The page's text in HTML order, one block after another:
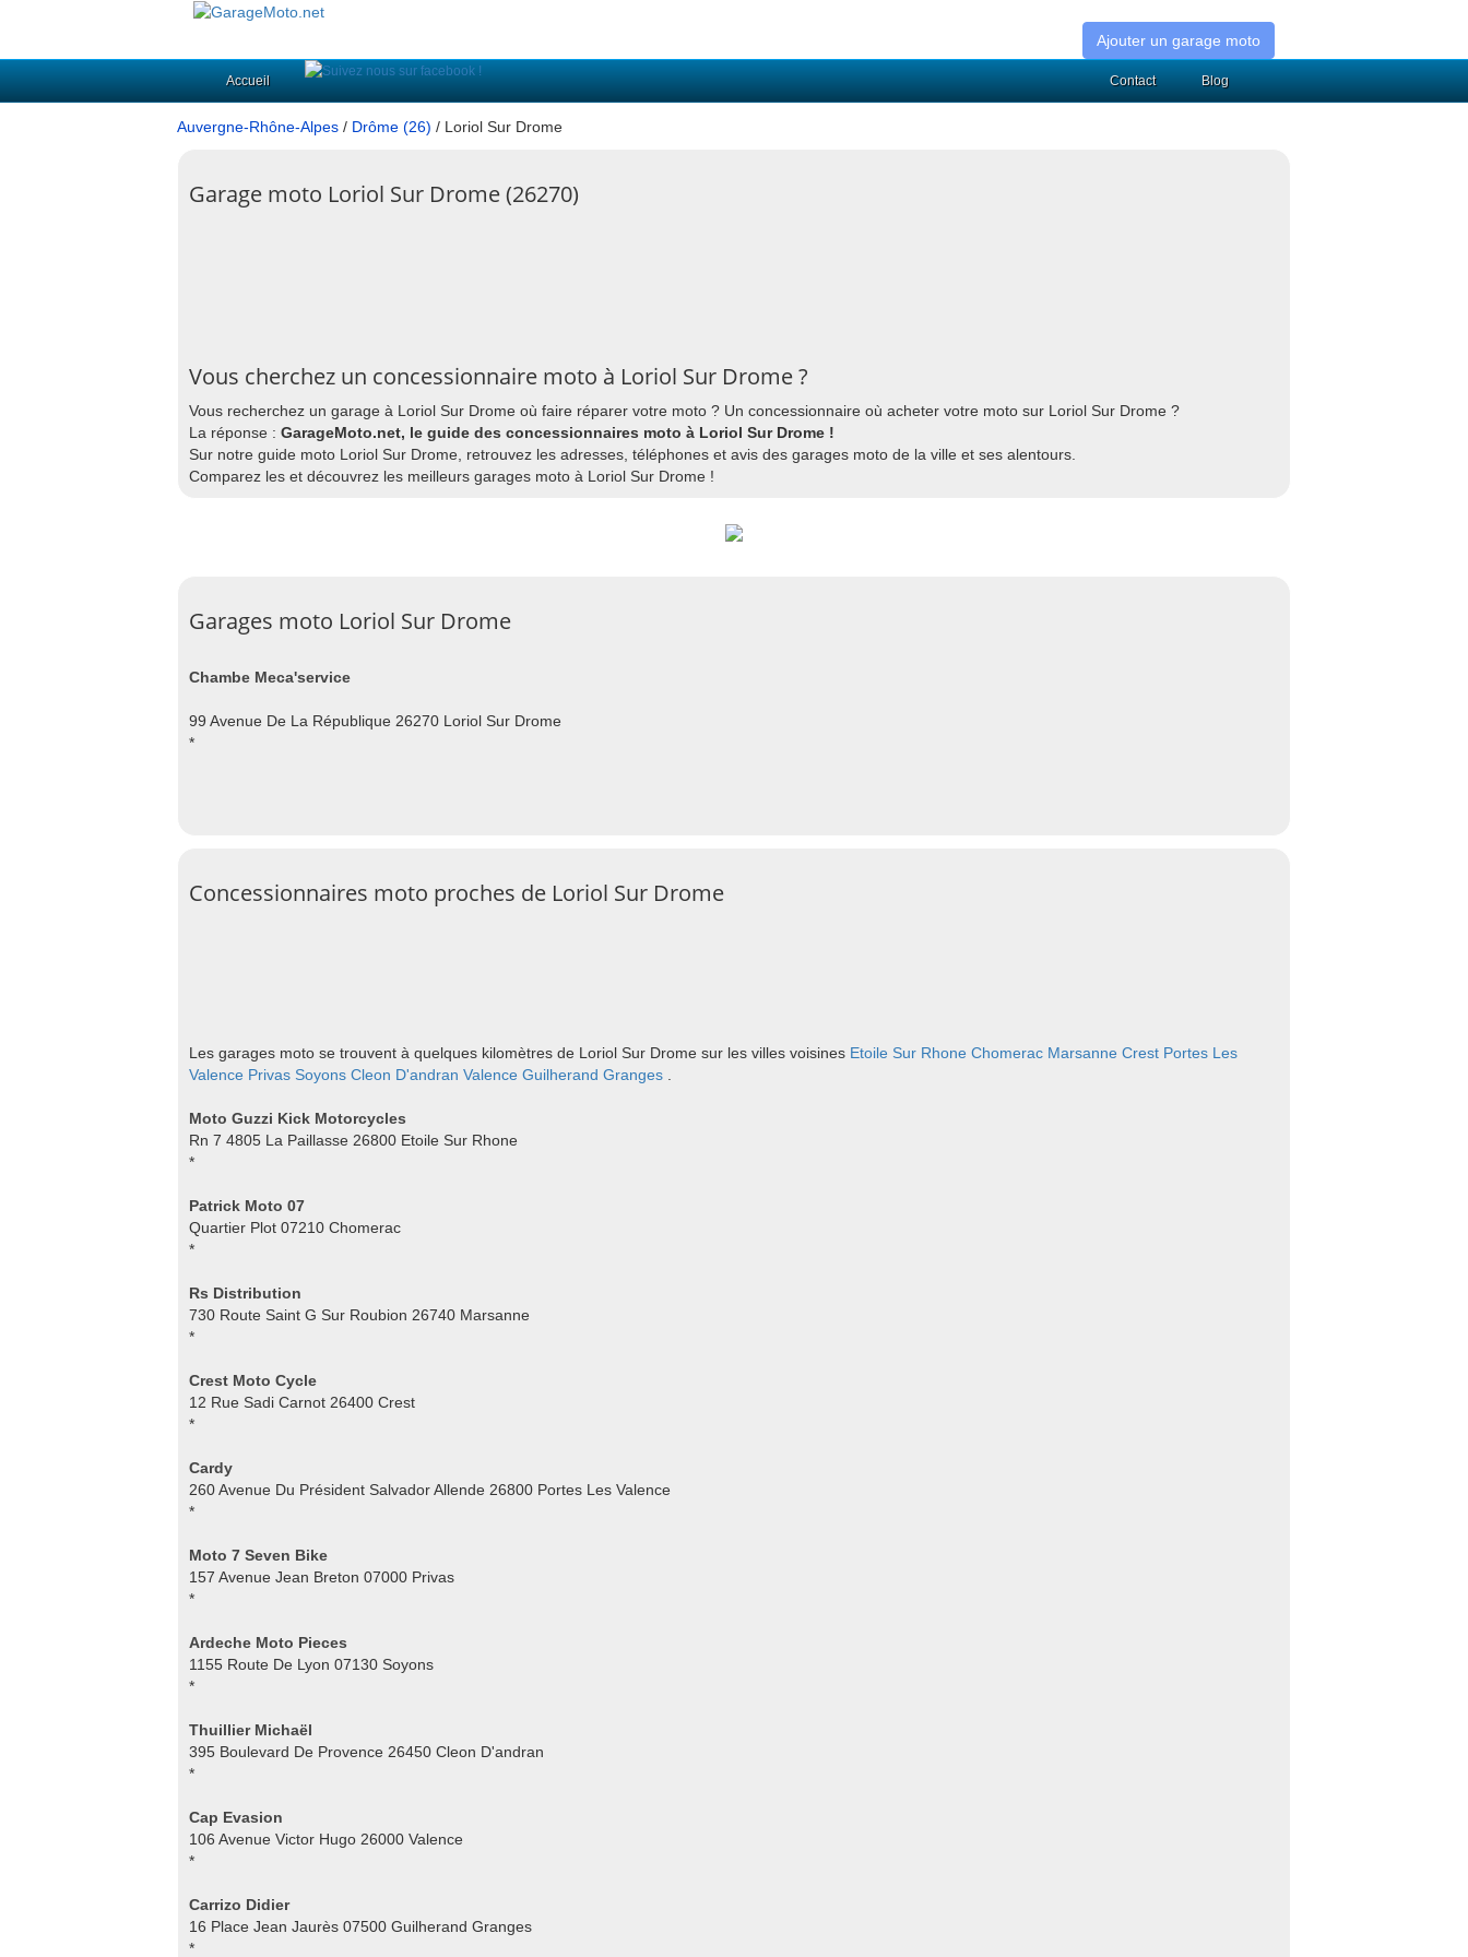
Ajouter un garage moto
Accueil Blog
Contact
Auvergne-Rhône-Alpes / Drôme (26) / Loriol Sur Drome
Garage moto Loriol Sur Drome (26270)
Vous cherchez un concessionnaire moto à Loriol Sur Drome ?
Vous recherchez un garage à Loriol Sur Drome où faire réparer votre moto ? Un concessionnaire où acheter votre moto sur Loriol Sur Drome ?
La réponse : GarageMoto.net, le guide des concessionnaires moto à Loriol Sur Drome !
Sur notre guide moto Loriol Sur Drome, retrouvez les adresses, téléphones et avis des garages moto de la ville et ses alentours.
Comparez les et découvrez les meilleurs garages moto à Loriol Sur Drome !
Garages moto Loriol Sur Drome
Chambe Meca'service
99 Avenue De La République 26270 Loriol Sur Drome
*
Concessionnaires moto proches de Loriol Sur Drome
Les garages moto se trouvent à quelques kilomètres de Loriol Sur Drome sur les villes voisines Etoile Sur Rhone Chomerac Marsanne Crest Portes Les
Valence Privas Soyons Cleon D'andran Valence Guilherand Granges
Moto Guzzi Kick Motorcycles
Rn 7 4805 La Paillasse 26800 Etoile Sur Rhone
*
Patrick Moto 07
Quartier Plot 07210 Chomerac
*
Rs Distribution
730 Route Saint G Sur Roubion 26740 Marsanne
*
Crest Moto Cycle
12 Rue Sadi Carnot 26400 Crest
*
Cardy
260 Avenue Du Président Salvador Allende 26800 Portes Les Valence
*
Moto 7 Seven Bike
157 Avenue Jean Breton 07000 Privas
*
Ardeche Moto Pieces
1155 Route De Lyon 07130 Soyons
*
Thuillier Michaël
395 Boulevard De Provence 26450 Cleon D'andran
*
Cap Evasion
106 Avenue Victor Hugo 26000 Valence
*
Carrizo Didier
16 Place Jean Jaurès 07500 Guilherand Granges
*